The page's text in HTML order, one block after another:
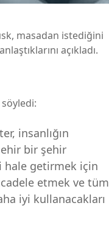
masadan istediğini
açıkladı.
insanlığın
bir şehir
hale getirmek için
etmek ve tüm
iyi kullanacakları